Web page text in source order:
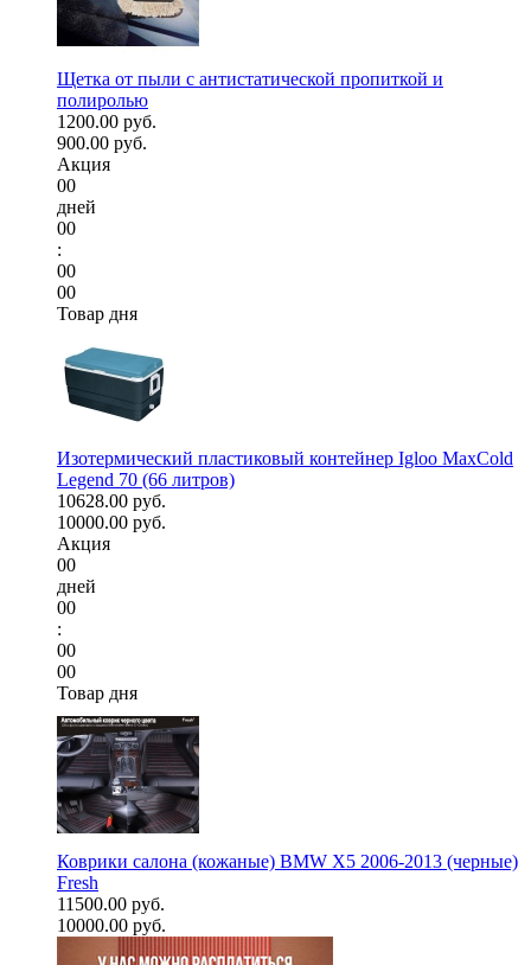
Щетка от пыли с антистатической пропиткой и
полиролью
1200.00 руб.
900.00 руб.
Акция
00
дней
00
:
00
00
Товар дня
Изотермический пластиковый контейнер Igloo MaxCold
Legend 70 (66 литров)
10628.00 руб.
10000.00 руб.
Акция
00
дней
00
:
00
00
Товар дня
Коврики салона (кожаные) BMW X5 2006-2013 (черные)
Fresh
11500.00 руб.
10000.00 руб.